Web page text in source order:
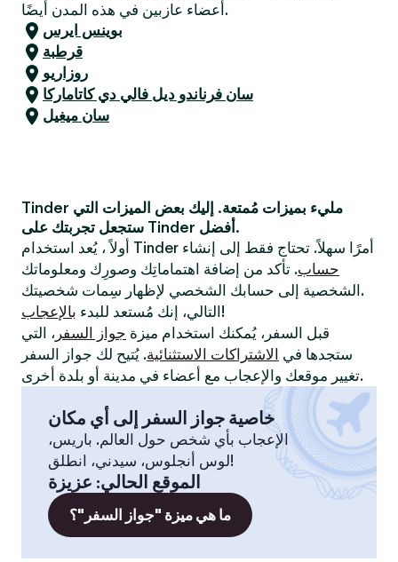
أعضاء عازبين في هذه المدن أيضًا.
بوينس ايرس
قرطبة
روزاريو
سان فرناندو ديل فالي دي كاتاماركا
سان ميغيل
Tinder مليء بميزات مُمتعة. إليك بعض الميزات التي
ستجعل تجربتك على Tinder أفضل.
أولاً ، يُعد استخدام Tinder أمرًا سهلاً. تحتاج فقط إلى إنشاء
حساب. تأكد من إضافة اهتماماتِك وصورِك ومعلوماتك
الشخصية إلى حسابك الشخصي لإظهار سِمات شخصيتك.
التالي، إنك مُستعد للبدء بالإعجاب
!
قبل السفر، يُمكنك استخدام ميزة جواز السفر ، التي
ستجدها في الاشتراكات الاستثنائية. يُتيح لك جواز السفر
تغيير موقعك والإعجاب مع أعضاء في مدينة أو بلدة أخرى.
خاصية جواز السفر إلى أي مكان
الإعجاب بأي شخص حول العالم. باريس،
لوس أنجلوس، سيدني، انطلق!
الموقع الحالي: عزيزة
ما هي ميزة "جواز السفر"؟